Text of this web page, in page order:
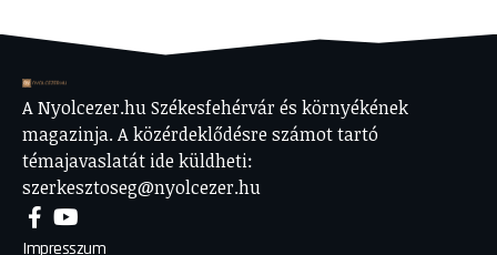
A Nyolcezer.hu Székesfehérvár és környékének
magazinja. A közérdeklődésre számot tartó
témajavaslatát ide küldheti:
szerkesztoseg@nyolcezer.hu
Impresszum